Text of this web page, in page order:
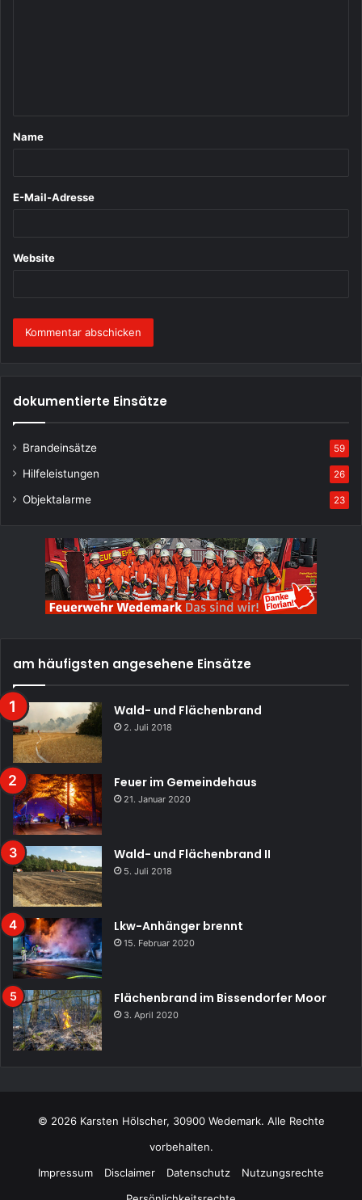
a
Name
E-Mail-Adresse
Website
dokumentierte Einsätze
Brandeinsätze 59
Hilfeleistungen 26
Objektalarme 23
am häufigsten angesehene Einsätze
Wald- und Flächenbrand
2. Juli 2018
Feuer im Gemeindehaus
21. Januar 2020
Wald- und Flächenbrand II
5. Juli 2018
Lkw-Anhänger brennt
15. Februar 2020
Flächenbrand im Bissendorfer Moor
3. April 2020
© 2026 Karsten Hölscher, 30900 Wedemark. Alle Rechte
vorbehalten.
Impressum
Disclaimer Datenschutz
Nutzungsrechte